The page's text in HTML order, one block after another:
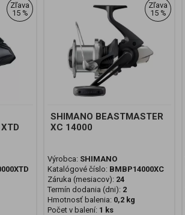
Zľava
15 %
Zľava
15 %
SHIMANO BEASTMASTER
XC 14000
Výrobca: SHIMANO
Katalógové číslo: BMBP14000XC
Záruka (mesiacov): 24
Termín dodania (dni): 2
Hmotnosť balenia: 0,2 kg
Počet v balení: 1 ks